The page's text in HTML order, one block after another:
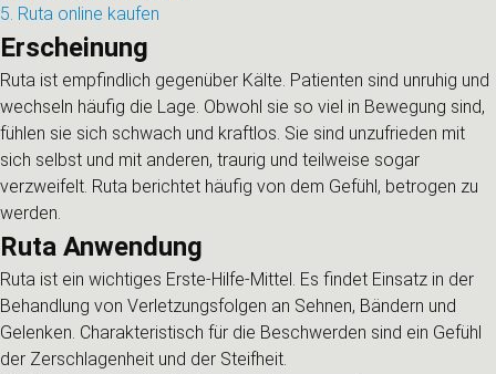
5. Ruta online kaufen
Erscheinung
Ruta ist empfindlich gegenüber Kälte. Patienten sind unruhig und
wechseln häufig die Lage. Obwohl sie so viel in Bewegung sind,
fühlen sie sich schwach und kraftlos. Sie sind unzufrieden mit
sich selbst und mit anderen, traurig und teilweise sogar
verzweifelt. Ruta berichtet häufig von dem Gefühl, betrogen zu
werden.
Ruta Anwendung
Ruta ist ein wichtiges Erste-Hilfe-Mittel. Es findet Einsatz in der
Behandlung von Verletzungsfolgen an Sehnen, Bändern und
Gelenken. Charakteristisch für die Beschwerden sind ein Gefühl
der Zerschlagenheit und der Steifheit.